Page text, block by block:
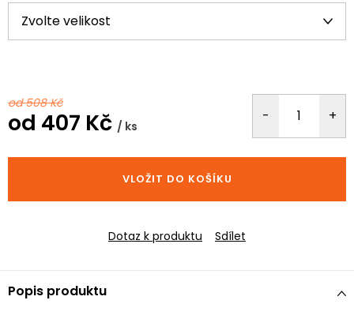
od 508 Kč
od 407 Kč / ks
cena:
VLOŽIT DO KOŠÍKU
Dotaz k produktu Sdílet
Popis produktu